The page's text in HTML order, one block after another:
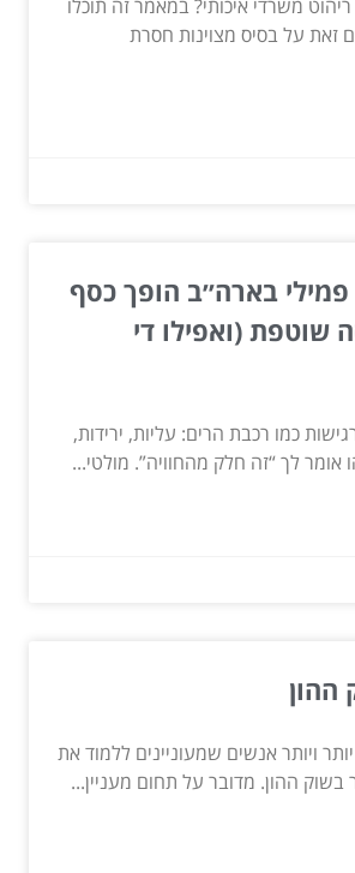
ריהוט משרדי איכותי? במאמר זה תוכלו
זאת על בסיס מצוינות חסרת
פמילי בארה״ב הופך כסף
שוטפת (ואפילו די
כמו רכבת הרים: עליות, ירידות,
אומר לך “זה חלק מהחוויה”. מולטי...
ויותר אנשים שמעוניינים ללמוד את
ההון. מדובר על תחום מעניין...